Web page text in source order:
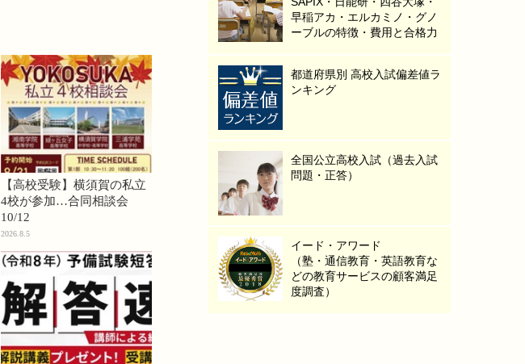
【高校受験】横須賀の私立
4校が参加…合同相談会
10/12
2026.8.5
早稲アカ・エルカミノ・グノ
ーブルの特徴・費用と合格力
都道府県別 高校入試偏差値ラ
ンキング
全国公立高校入試（過去入試
問題・正答）
イード・アワード
（塾・通信教育・英語教育な
どの教育サービスの顧客満足
度調査）